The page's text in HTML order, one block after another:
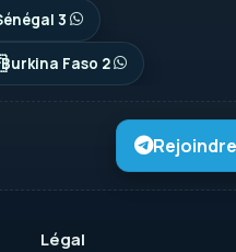
3
Burkina Faso 2
Légal